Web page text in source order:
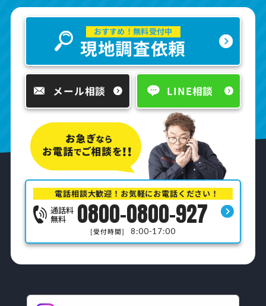
おすすめ！無料受付中
現地調査依頼
メール相談 LINE相談
電話相談大歓迎！お気軽にお電話ください！
通話料
無料 0800-0800-927
[受付時間] 8:00-17:00